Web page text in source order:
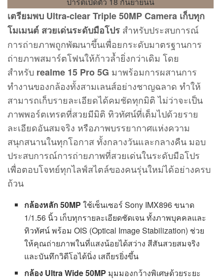
เตรียมพบ Ultra-clear Triple 50MP Camera เก็บทุก
โมเมนต์ สวยเด่นระดับมือโปร สำหรับประสบการณ์
การถ่ายภาพถูกพัฒนาขึ้นเพื่อยกระดับมาตรฐานการ
ถ่ายภาพสมาร์ตโฟนให้ก้าวล้ำยิ่งกว่าเดิม โดย
สำหรับ realme 15 Pro 5G มาพร้อมการผสานการ
ทำงานของกล้องทั้งสามเลนส์อย่างชาญฉลาด ทำให้
สามารถเก็บรายละเอียดได้คมชัดทุกมิติ ไม่ว่าจะเป็น
ภาพพอร์ตเทรตที่สวยมีมิติ ทิวทัศน์ที่เต็มไปด้วยราย
ละเอียดอันสมจริง หรือภาพบรรยากาศแห่งความ
สนุกสนานในทุกโอกาส ทั้งกลางวันและกลางคืน มอบ
ประสบการณ์การถ่ายภาพที่สวยเด่นในระดับมือโปร
เพื่อตอบโจทย์ทุกไลฟ์สไตล์ของคนรุ่นใหม่ได้อย่างครบ
ถ้วน
กล้องหลัก 50MPใช้เซ็นเซอร์ Sony IMX896 ขนาด
1/1.56 นิ้ว เก็บทุกรายละเอียดชัดเจน ทั้งภาพบุคคลและ
ทิวทัศน์ พร้อม OIS (Optical Image Stabilization) ช่วย
ให้คุณถ่ายภาพในที่แสงน้อยได้สว่าง สีสันสวยสมจริง
และบันทึกวิดีโอได้นิ่ง เสถียรยิ่งขึ้น
กล้อง Ultra Wide 50MP มุมมองกว้างพิเศษด้วยระยะ